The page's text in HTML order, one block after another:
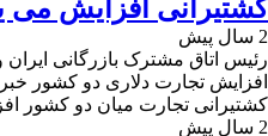
کشتیرانی افزایش می
2 سال پیش
رئیس اتاق مشترک بازرگانی
افزایش تجارت دلاری دو کشور
کشتیرانی تجارت میان دو کشور
2 سال پیش